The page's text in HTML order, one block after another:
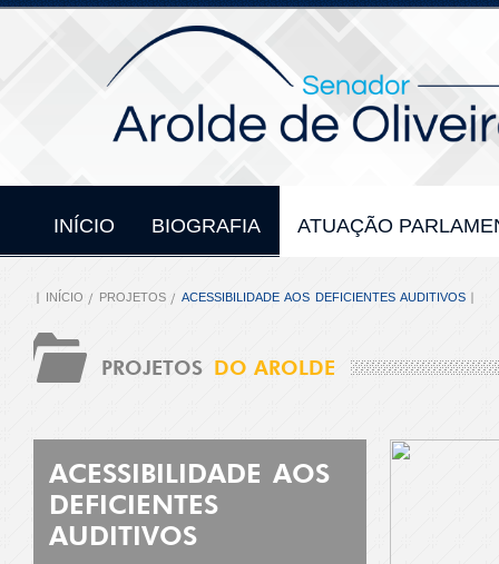
INÍCIO BIOGRAFIA ATUAÇÃO
INÍCIO PROJETOS ACESSIBILIDADE AOS DEFICIENTES AUDITIVOS
PROJETOS DO AROLDE
ACESSIBILIDADE AOS
DEFICIENTES
AUDITIVOS